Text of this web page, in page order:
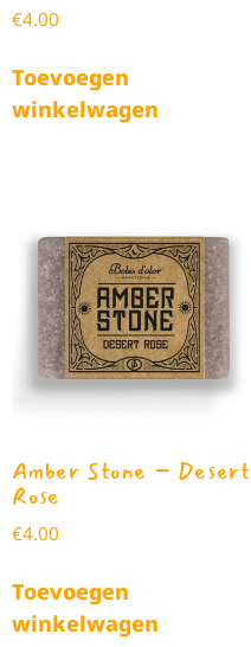
€4.00
Toevoegen
winkelwagen
Amber Stone – Desert
Rose
€4.00
Toevoegen
winkelwagen